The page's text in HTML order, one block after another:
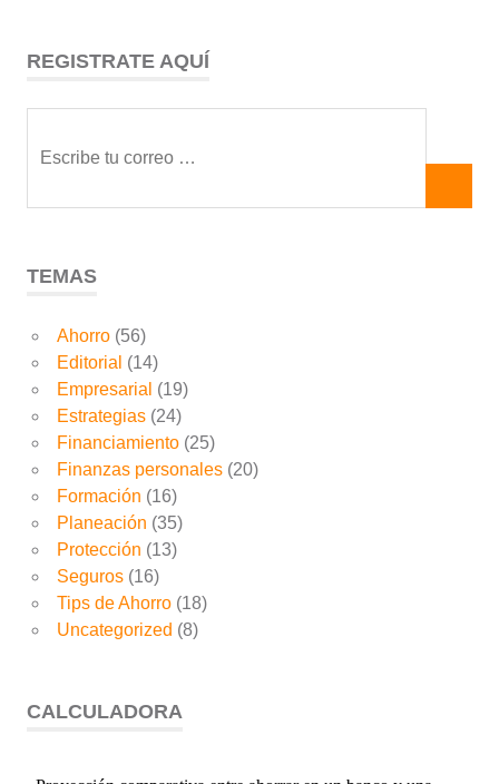
REGISTRATE AQUÍ
TEMAS
Ahorro(56)
Editorial (14)
Empresarial (19)
Estrategias(24)
Financiamiento(25)
Finanzas personales(20)
Formación (16)
Planeación (35)
Protección (13)
Seguros(16)
Tips de Ahorro(18)
Uncategorized (8)
CALCULADORA